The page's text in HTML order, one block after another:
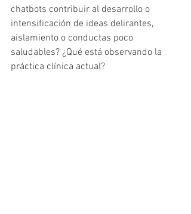
chatbots contribuir al desarrollo o
intensificación de ideas delirantes,
aislamiento o conductas poco
saludables? ¿Qué está observando la
práctica clínica actual?